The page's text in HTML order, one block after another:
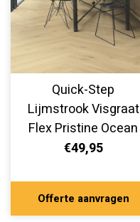
Quick-Step
Lijmstrook Visgraat
Flex Pristine Ocean
Bliss Naturel
€49,95
Offerte aanvragen